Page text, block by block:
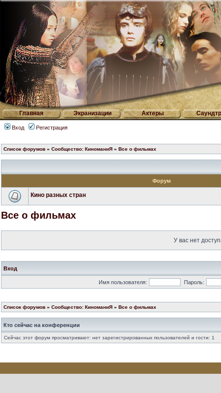
Главная Экранизации Актеры
Вход Регистрация
Список форумов » Сообщество: КиноманиЯ » Все о фильмах
Форум
Кино разных стран
Все о фильмах
У вас нет
Вход
Имя пользователя: Пароль:
Список форумов » Сообщество: КиноманиЯ » Все о фильмах
Кто сейчас на конференции
Сейчас этот форум просматривают: нет зарегистрированных пользователей и гости: 1